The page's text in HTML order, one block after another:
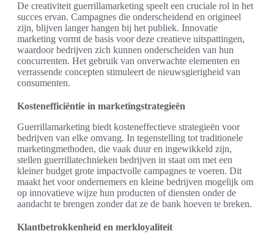
De creativiteit guerrillamarketing speelt een cruciale rol in het
succes ervan. Campagnes die onderscheidend en origineel
zijn, blijven langer hangen bij het publiek. Innovatie
marketing vormt de basis voor deze creatieve uitspattingen,
waardoor bedrijven zich kunnen onderscheiden van hun
concurrenten. Het gebruik van onverwachte elementen en
verrassende concepten stimuleert de nieuwsgierigheid van
consumenten.
Kostenefficiëntie in marketingstrategieën
Guerrillamarketing biedt kosteneffectieve strategieën voor
bedrijven van elke omvang. In tegenstelling tot traditionele
marketingmethoden, die vaak duur en ingewikkeld zijn,
stellen guerrillatechnieken bedrijven in staat om met een
kleiner budget grote impactvolle campagnes te voeren. Dit
maakt het voor ondernemers en kleine bedrijven mogelijk om
op innovatieve wijze hun producten of diensten onder de
aandacht te brengen zonder dat ze de bank hoeven te breken.
Klantbetrokkenheid en merkloyaliteit